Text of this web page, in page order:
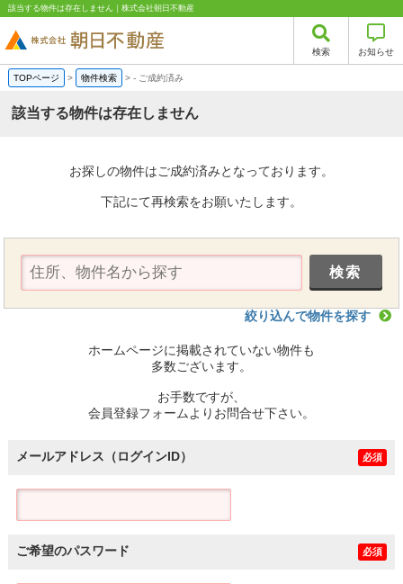
該当する物件は存在しません｜株式会社朝日不動産
検索 お知らせ
TOPページ > 物件検索 >- ご成約済み
該当する物件は存在しません
お探しの物件はご成約済みとなっております。
下記にて再検索をお願いたします。
絞り込んで物件を探す
ホームページに掲載されていない物件も
多数ございます。
お手数ですが、
会員登録フォームよりお問合せ下さい。
メールアドレス（ログインID） 必須
ご希望のパスワード 必須